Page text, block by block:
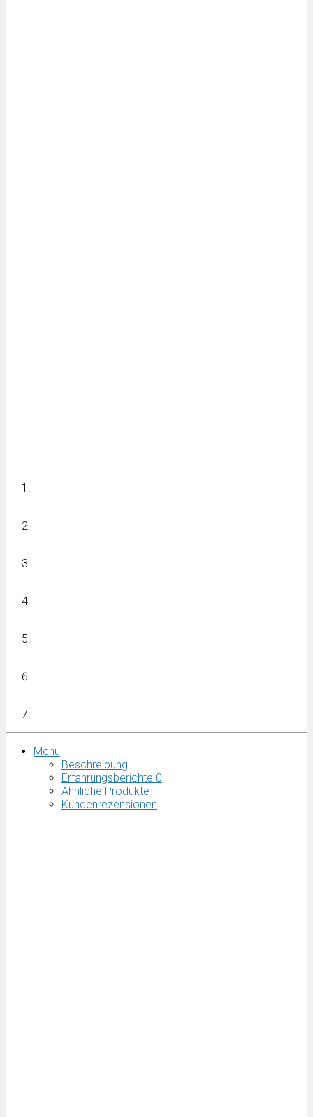
Menu
Beschreibung
Erfahrungsberichte 0
Ähnliche Produkte
Kundenrezensionen